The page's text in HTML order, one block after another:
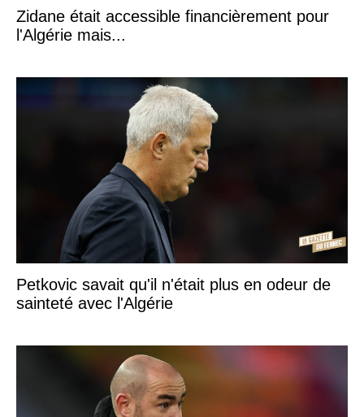
Zidane était accessible financièrement pour
l'Algérie mais...
Petkovic savait qu'il n'était plus en odeur de
sainteté avec l'Algérie